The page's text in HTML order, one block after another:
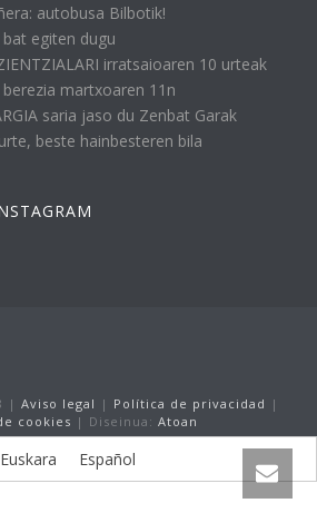
autobusa Bilbotik!
egiten dugu
irratsaioaren 10 urteak
martxoaren 11n
saria jaso du Zenbat Garak
beste hainbesteren bila
| Aviso legal | Política de privacidad |
cookies | Diseinua: Atoan
Euskara Español